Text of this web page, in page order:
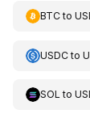
BTCto
USDCto
SOL to